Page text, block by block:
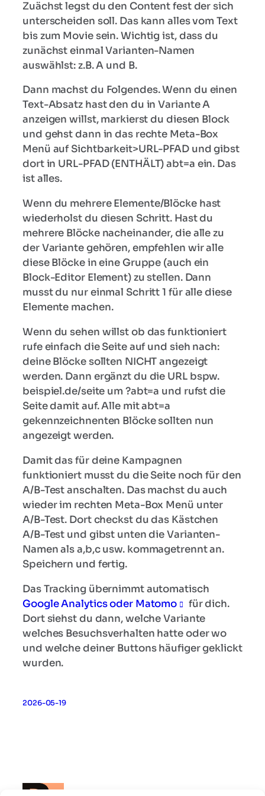
Zuächst legst du den Content fest der sich
unterscheiden soll. Das kann alles vom Text
bis zum Movie sein. Wichtig ist, dass du
zunächst einmal Varianten-Namen
auswählst: z.B. A und B.
Dann machst du Folgendes. Wenn du einen
Text-Absatz hast den du in Variante A
anzeigen willst, markierst du diesen Block
und gehst dann in das rechte Meta-Box
Menü auf Sichtbarkeit>URL-PFAD und gibst
dort in URL-PFAD (ENTHÄLT) abt=a ein. Das
ist alles.
Wenn du mehrere Elemente/Blöcke hast
wiederholst du diesen Schritt. Hast du
mehrere Blöcke nacheinander, die alle zu
der Variante gehören, empfehlen wir alle
diese Blöcke in eine Gruppe (auch ein
Block-Editor Element) zu stellen. Dann
musst du nur einmal Schritt 1 für alle diese
Elemente machen.
Wenn du sehen willst ob das funktioniert
rufe einfach die Seite auf und sieh nach:
deine Blöcke sollten NICHT angezeigt
werden. Dann ergänzt du die URL bspw.
beispiel.de/seite um ?abt=a und rufst die
Seite damit auf. Alle mit abt=a
gekennzeichnenten Blöcke sollten nun
angezeigt werden.
Damit das für deine Kampagnen
funktioniert musst du die Seite noch für den
A/B-Test anschalten. Das machst du auch
wieder im rechten Meta-Box Menü unter
A/B-Test. Dort checkst du das Kästchen
A/B-Test und gibst unten die Varianten-
Namen als a,b,c usw. kommagetrennt an.
Speichern und fertig.
Das Tracking übernimmt automatisch
Google Analytics oder Matomo
für dich.
Dort siehst du dann, welche Variante
welches Besuchsverhalten hatte oder wo
und welche deiner Buttons häufiger geklickt
wurden.
2026-05-19